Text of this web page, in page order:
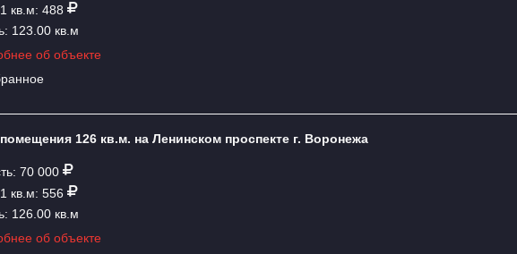
кв.м: 488
123.00 кв.м
об объекте
126 кв.м. на Ленинском проспекте г. Воронежа
70 000
кв.м: 556
126.00 кв.м
об объекте